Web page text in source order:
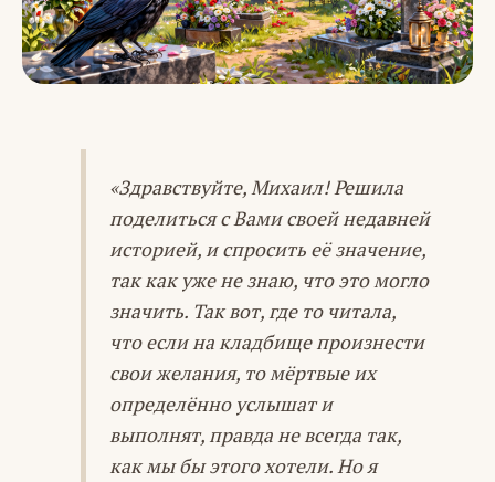
«Здравствуйте, Михаил! Решила
поделиться с Вами своей недавней
историей, и спросить её значение,
так как уже не знаю, что это могло
значить. Так вот, где то читала,
что если на кладбище произнести
свои желания, то мёртвые их
определённо услышат и
выполнят, правда не всегда так,
как мы бы этого хотели. Но я